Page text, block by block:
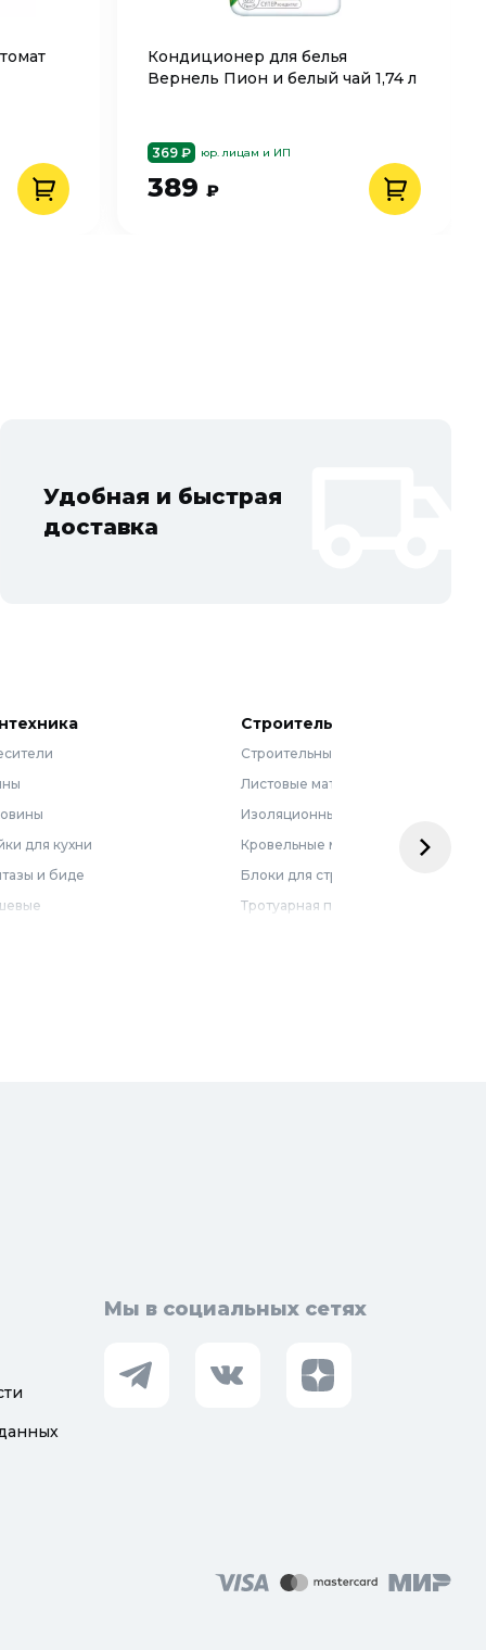
Кондиционер для белья
Вернель Пион и белый чай 1,74 л
369 ₽ юр. лицам и ИП
389 ₽
Удобная и быстрая
доставка
для кухни
и биде
Строительные материалы
Строительные смеси
Листовые материалы
Изоляционные материалы
Кровельные материалы
Блоки для строительства
Тротуарная плитка
Мы в социальных сетях